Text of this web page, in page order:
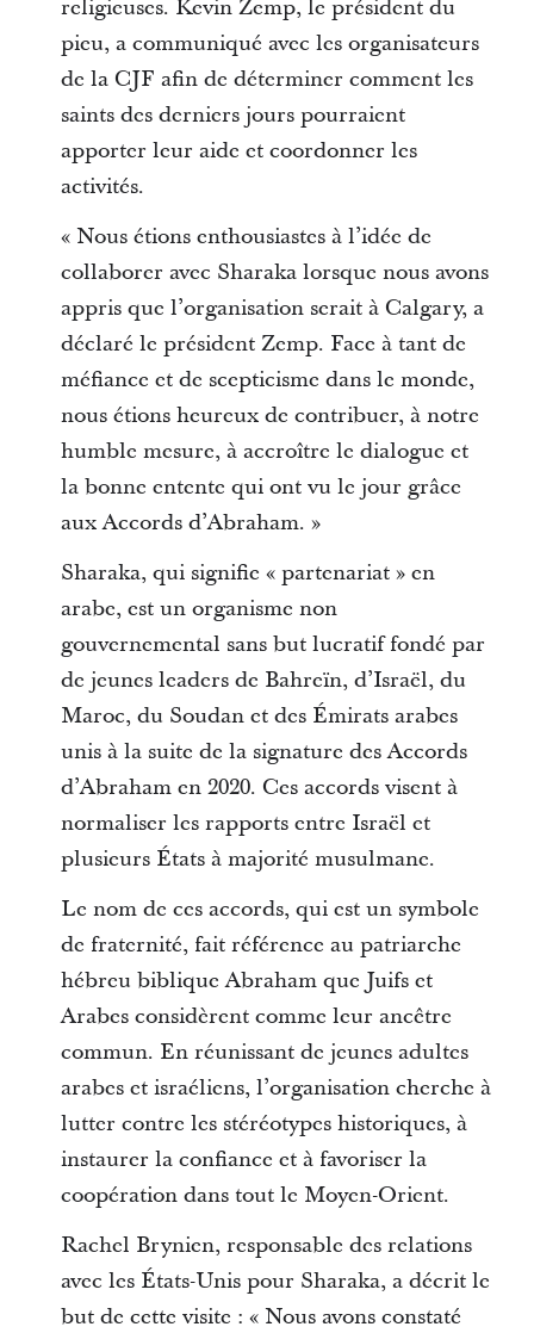
religieuses. Kevin Zemp, le président du
pieu, a communiqué avec les organisateurs
de la CJF afin de déterminer comment les
saints des derniers jours pourraient
apporter leur aide et coordonner les
activités.
« Nous étions enthousiastes à l’idée de
collaborer avec Sharaka lorsque nous avons
appris que l’organisation serait à Calgary, a
déclaré le président Zemp. Face à tant de
méfiance et de scepticisme dans le monde,
nous étions heureux de contribuer, à notre
humble mesure, à accroître le dialogue et
la bonne entente qui ont vu le jour grâce
aux Accords d’Abraham. »
Sharaka, qui signifie « partenariat » en
arabe, est un organisme non
gouvernemental sans but lucratif fondé par
de jeunes leaders de Bahreïn, d’Israël, du
Maroc, du Soudan et des Émirats arabes
unis à la suite de la signature des Accords
d’Abraham en 2020. Ces accords visent à
normaliser les rapports entre Israël et
plusieurs États à majorité musulmane.
Le nom de ces accords, qui est un symbole
de fraternité, fait référence au patriarche
hébreu biblique Abraham que Juifs et
Arabes considèrent comme leur ancêtre
commun. En réunissant de jeunes adultes
arabes et israéliens, l’organisation cherche à
lutter contre les stéréotypes historiques, à
instaurer la confiance et à favoriser la
coopération dans tout le Moyen-Orient.
Rachel Brynien, responsable des relations
avec les États-Unis pour Sharaka, a décrit le
but de cette visite : « Nous avons constaté